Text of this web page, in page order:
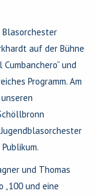
Blasorchester
auf der Bühne
und
Programm. Am
und Thomas
„100 und eine